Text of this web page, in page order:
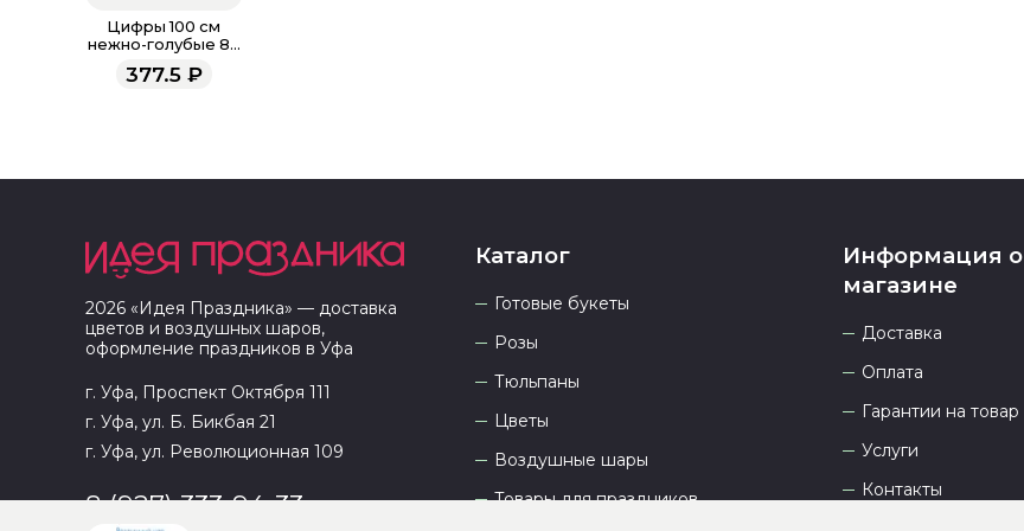
Цифры 100 см
нежно-голубые 8 /
377.5₽
2026 «Идея Праздника» — доставка
цветов и воздушных шаров,
оформление праздников в Уфа
г. Уфа, Проспект Октября 111
г. Уфа, ул. Б. Бикбая 21
г. Уфа, ул. Революционная 109
8 (927) 333-94-33
Каталог
Готовые букеты
Розы
Тюльпаны
Цветы
Воздушные шары
Товары для праздников
Информация о
магазине
Доставка
Оплата
Гарантии на товар
Услуги
Контакты